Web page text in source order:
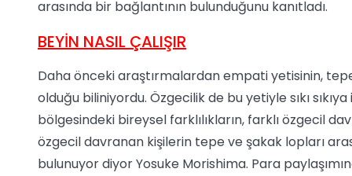
arasında bir bağlantının bulunduğunu kanıtladı.
BEYİN NASIL ÇALIŞIR
Daha önceki araştırmalardan empati yetisinin,
olduğu biliniyordu. Özgecilik de bu yetiyle sıkı
bölgesindeki bireysel farklılıkların, farklı özgecil
özgecil davranan kişilerin tepe ve şakak lopları
bulunuyor diyor Yosuke Morishima. Para